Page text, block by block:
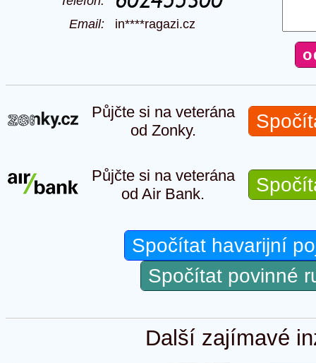
Email: in****ragazi.cz
Půjčte si na veterána
od Zonky.
Půjčte si na veterána
od Air Bank.
Spočítat havarijní
Spočítat povinné
Další zajímavé